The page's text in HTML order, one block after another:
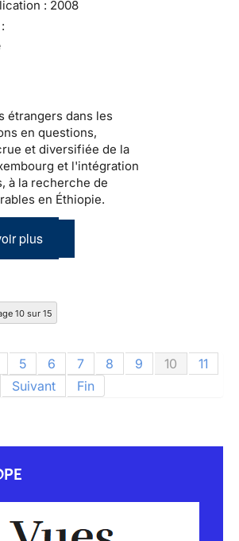
: 2008
étrangers dans les
en questions,
et diversifiée de la
et l'intégration
à la recherche de
en Éthiopie.
plus
10 sur 15
5 6 7 8 9 10
11
Suivant Fin